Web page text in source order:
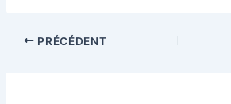
PRÉCÉDENT